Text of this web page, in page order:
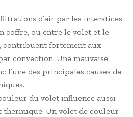
d’air par les interstices
coffre, ou entre le volet et le
contribuent fortement aux
convection. Une mauvaise
l’une des principales causes de
du volet influence aussi
thermique. Un volet de couleur